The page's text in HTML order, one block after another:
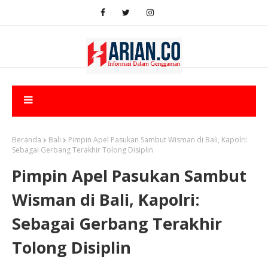
Beranda Bali
Pimpin Apel Pasukan Sambut Wisman di Bali, Kapolri:
Sebagai Gerbang Terakhir Tolong Disiplin
Pimpin Apel Pasukan Sambut
Wisman di Bali, Kapolri:
Sebagai Gerbang Terakhir
Tolong Disiplin